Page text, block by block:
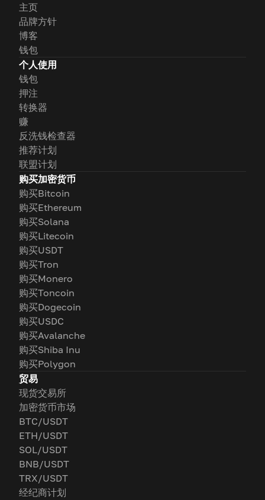
主页
品牌方针
博客
钱包
个人使用
钱包
押注
转换器
赚
反洗钱检查器
推荐计划
联盟计划
购买加密货币
购买Bitcoin
购买Ethereum
购买Solana
购买Litecoin
购买USDT
购买Tron
购买Monero
购买Toncoin
购买Dogecoin
购买USDC
购买Avalanche
购买Shiba Inu
购买Polygon
贸易
现货交易所
加密货币市场
BTC/USDT
ETH/USDT
SOL/USDT
BNB/USDT
TRX/USDT
经纪商计划